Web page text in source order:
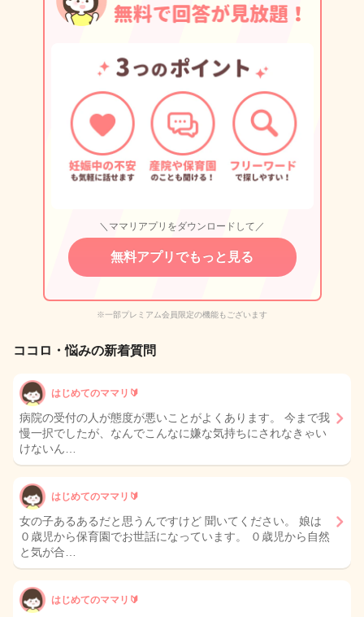
＼ママリアプリをダウンロードして／
無料アプリでもっと見る
※一部プレミアム会員限定の機能もございます
ココロ・悩みの新着質問
はじめてのママリ🔰
病院の受付の人が態度が悪いことがよくあります。 今まで我
慢一択でしたが、なんでこんなに嫌な気持ちにされなきゃい
けないん…
はじめてのママリ🔰
女の子あるあるだと思うんですけど 聞いてください。 娘は
０歳児から保育園でお世話になっています。 ０歳児から自然
と気が合…
はじめてのママリ🔰